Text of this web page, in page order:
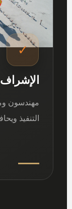
✓
الإشراف
مهندسون
التنفيذ